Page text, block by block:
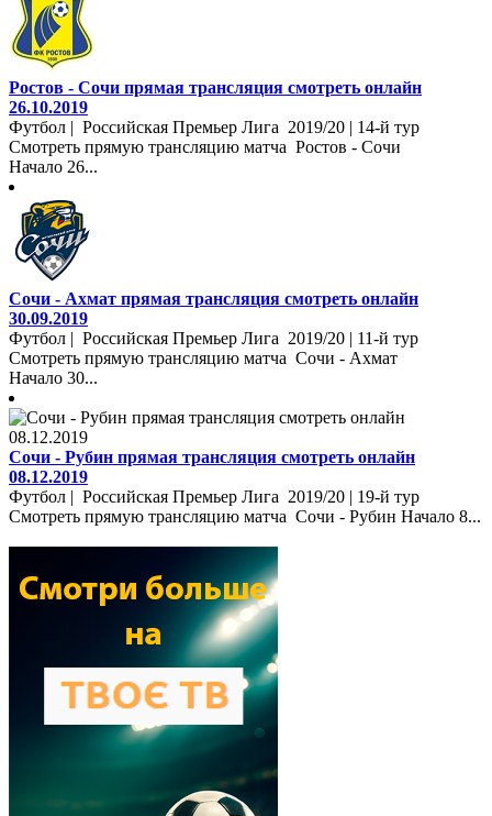
Ростов - Сочи прямая трансляция смотреть онлайн
26.10.2019
Футбол | Российская Премьер Лига 2019/20 | 14-й тур
Смотреть прямую трансляцию матча Ростов - Сочи
Начало 26...
Сочи - Ахмат прямая трансляция смотреть онлайн
30.09.2019
Футбол | Российская Премьер Лига 2019/20 | 11-й тур
Смотреть прямую трансляцию матча Сочи - Ахмат
Начало 30...
Сочи - Рубин прямая трансляция смотреть онлайн
08.12.2019
Футбол | Российская Премьер Лига 2019/20 | 19-й тур
Смотреть прямую трансляцию матча Сочи - Рубин Начало 8...